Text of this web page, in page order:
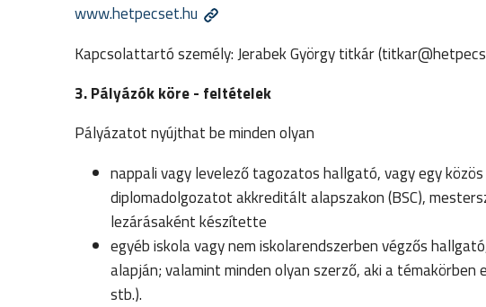
www.hetpecset.hu
Kapcsolattartó személy: Jerabek György titkár
3. Pályázók köre - feltételek
Pályázatot nyújthat be minden olyan
nappali vagy levelező tagozatos hallgató, vagy egy
diplomadolgozatot akkreditált alapszakon (BSC),
lezárásaként készítette
egyéb iskola vagy nem iskolarendszerben végzős
alapján; valamint minden olyan szerző, aki a
stb.).